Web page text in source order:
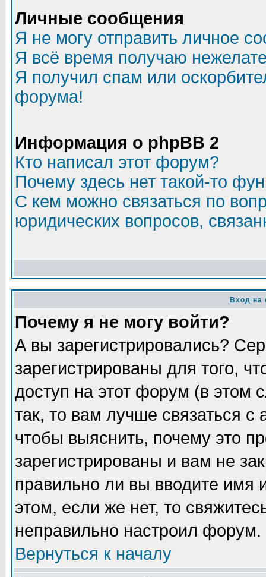
Личные сообщения
Я не могу отправить личное
Я всё время получаю
Я получил спам или
форума!
Информация о phpBB 2
Кто написал этот форум?
Почему здесь нет такой-то
С кем можно связаться по
юридических вопросов,
Вход на
Почему я не могу войти?
А вы зарегистрировались?
зарегистрированы для того,
доступ на этот форум (в этом
так, то вам лучше связаться
чтобы выяснить, почему это
зарегистрированы и вам не
правильно ли вы вводите
этом, если же нет, то
неправильно настроил форум.
Вернуться к началу